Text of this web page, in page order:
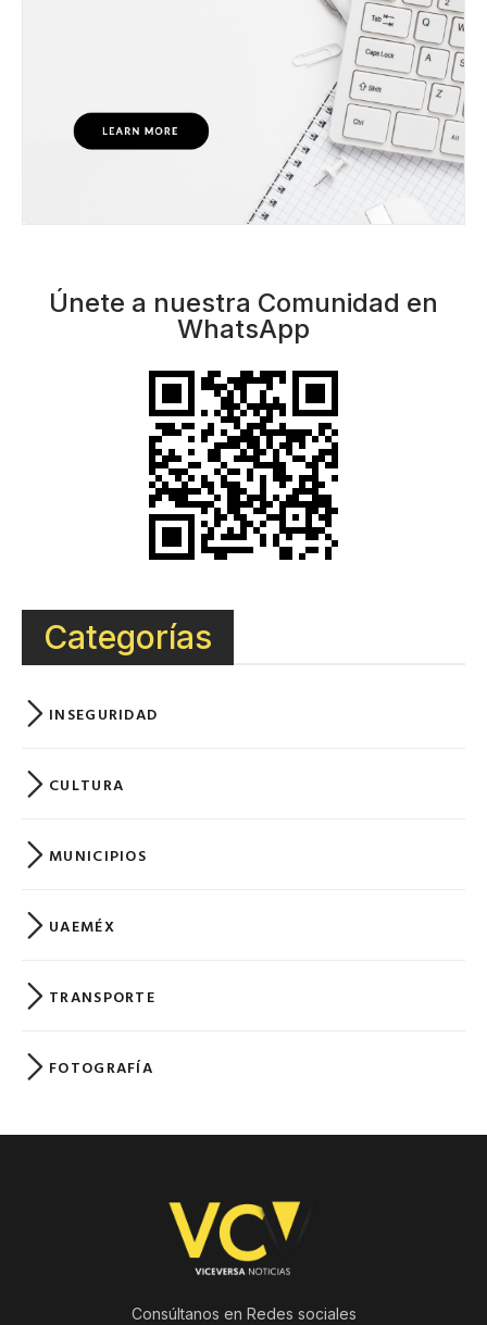
Únete a nuestra Comunidad en
WhatsApp
Categorías
INSEGURIDAD
CULTURA
MUNICIPIOS
UAEMÉX
TRANSPORTE
FOTOGRAFÍA
Consúltanos en Redes sociales